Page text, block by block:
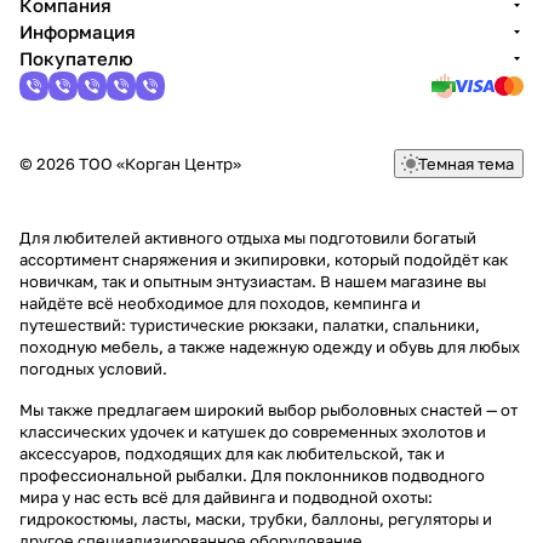
Компания
Информация
Покупателю
© 2026 ТОО «Корган Центр» Темная тема
Для любителей активного отдыха мы подготовили богатый
ассортимент снаряжения и экипировки, который подойдёт как
новичкам, так и опытным энтузиастам. В нашем магазине вы
найдёте всё необходимое для походов, кемпинга и
путешествий: туристические рюкзаки, палатки, спальники,
походную мебель, а также надежную одежду и обувь для любых
погодных условий.
Мы также предлагаем широкий выбор рыболовных снастей — от
классических удочек и катушек до современных эхолотов и
аксессуаров, подходящих для как любительской, так и
профессиональной рыбалки. Для поклонников подводного
мира у нас есть всё для дайвинга и подводной охоты:
гидрокостюмы, ласты, маски, трубки, баллоны, регуляторы и